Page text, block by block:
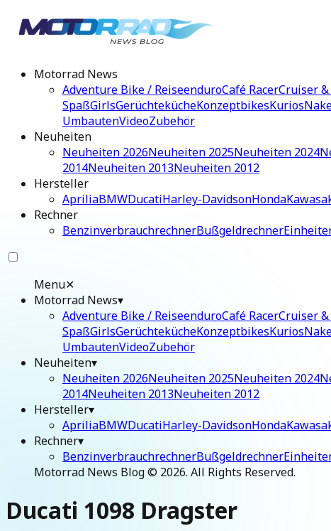
Motorrad News
Adventure Bike / ReiseenduroCafé RacerCruiser
SpaßGirlsGerüchtekücheKonzeptbikesKurios
UmbautenVideoZubehör
Neuheiten
Neuheiten 2026Neuheiten 2025Neuheiten 2024
2014Neuheiten 2013Neuheiten 2012
Hersteller
ApriliaBMWDucatiHarley-DavidsonHonda
Rechner
BenzinverbrauchrechnerBußgeldrechner
Menu✕
Motorrad News▾
Adventure Bike / ReiseenduroCafé RacerCruiser
SpaßGirlsGerüchtekücheKonzeptbikesKurios
UmbautenVideoZubehör
Neuheiten▾
Neuheiten 2026Neuheiten 2025Neuheiten 2024
2014Neuheiten 2013Neuheiten 2012
Hersteller▾
ApriliaBMWDucatiHarley-DavidsonHonda
Rechner▾
BenzinverbrauchrechnerBußgeldrechner
Motorrad News Blog © 2026. All Rights Reserved.
Ducati 1098 Dragster